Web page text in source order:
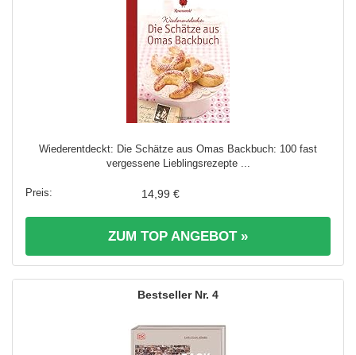
Wiederentdeckt: Die Schätze aus Omas Backbuch: 100 fast
vergessene Lieblingsrezepte ...
14,99 €
ZUM TOP ANGEBOT »
4